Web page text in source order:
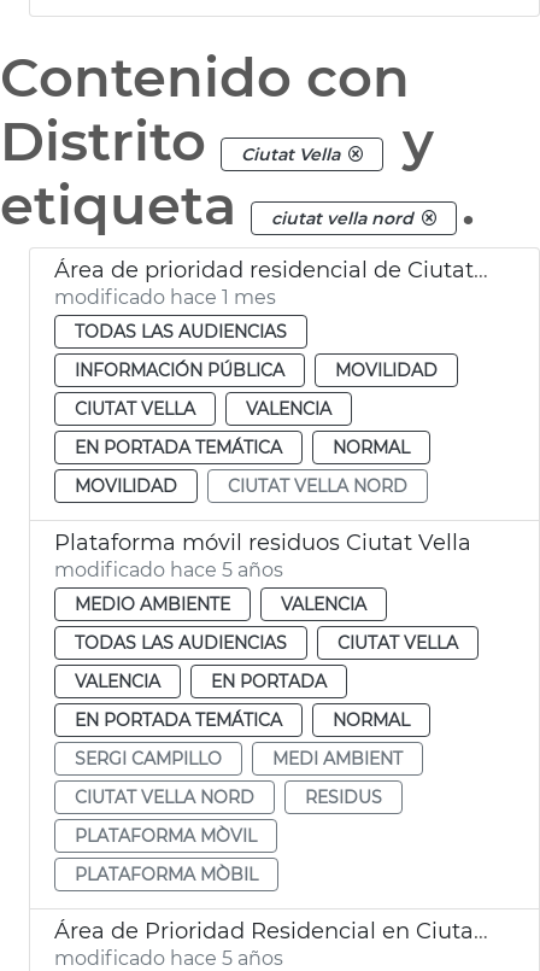
Contenido con
Distrito
Ciutat Vella
y
etiqueta
ciutat vella nord .
Área de prioridad residencial de Ciutat Vella (APR Ciutat Vella Norte)
modificado hace 1 mes
TODAS LAS AUDIENCIAS
INFORMACIÓN PÚBLICA
MOVILIDAD
CIUTAT VELLA
VALENCIA
EN PORTADA TEMÁTICA
NORMAL
MOVILIDAD
CIUTAT VELLA NORD
Plataforma móvil residuos Ciutat Vella
modificado hace 5 años
MEDIO AMBIENTE
VALENCIA
TODAS LAS AUDIENCIAS
CIUTAT VELLA
VALENCIA
EN PORTADA
EN PORTADA TEMÁTICA
NORMAL
SERGI CAMPILLO
MEDI AMBIENT
CIUTAT VELLA NORD
RESIDUS
PLATAFORMA MÒVIL
PLATAFORMA MÒBIL
Área de Prioridad Residencial en Ciutat Vella
modificado hace 5 años